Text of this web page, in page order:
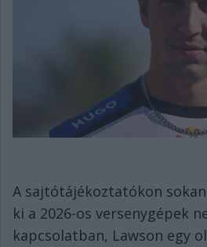
A sajtótájékoztatókon
ki a 2026-os versenygépek
kapcsolatban, Lawson egy